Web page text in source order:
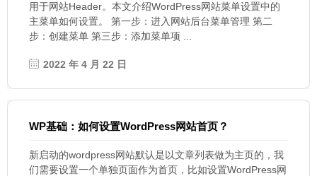
用于网站Header。本文介绍WordPress网站菜单设置中的
主菜单如何设置。 第一步：进入网站后台菜单管理 第二
步：创建菜单 第三步：添加菜单项 ...
2022 年 4 月 22 日
WP基础：如何设置WordPress网站首页？
新启动的wordpress网站默认是以文章列表做为主页的，我
们需要设置一个单独页面作为首页，比如设置WordPress网